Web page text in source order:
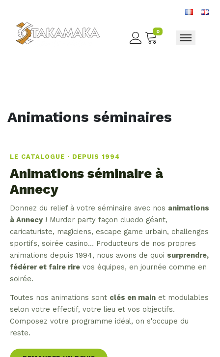
0
Toggle
Animations séminaires
LE CATALOGUE · DEPUIS 1994
Animations séminaire à
Annecy
Donnez du relief à votre séminaire avec nos animations
à Annecy ! Murder party façon cluedo géant,
caricaturiste, magiciens, escape game urbain, challenges
sportifs, soirée casino… Producteurs de nos propres
animations depuis 1994, nous avons de quoi surprendre,
fédérer et faire rire vos équipes, en journée comme en
soirée.
Toutes nos animations sont clés en main et modulables
selon votre effectif, votre lieu et vos objectifs.
Composez votre programme idéal, on s'occupe du
reste.